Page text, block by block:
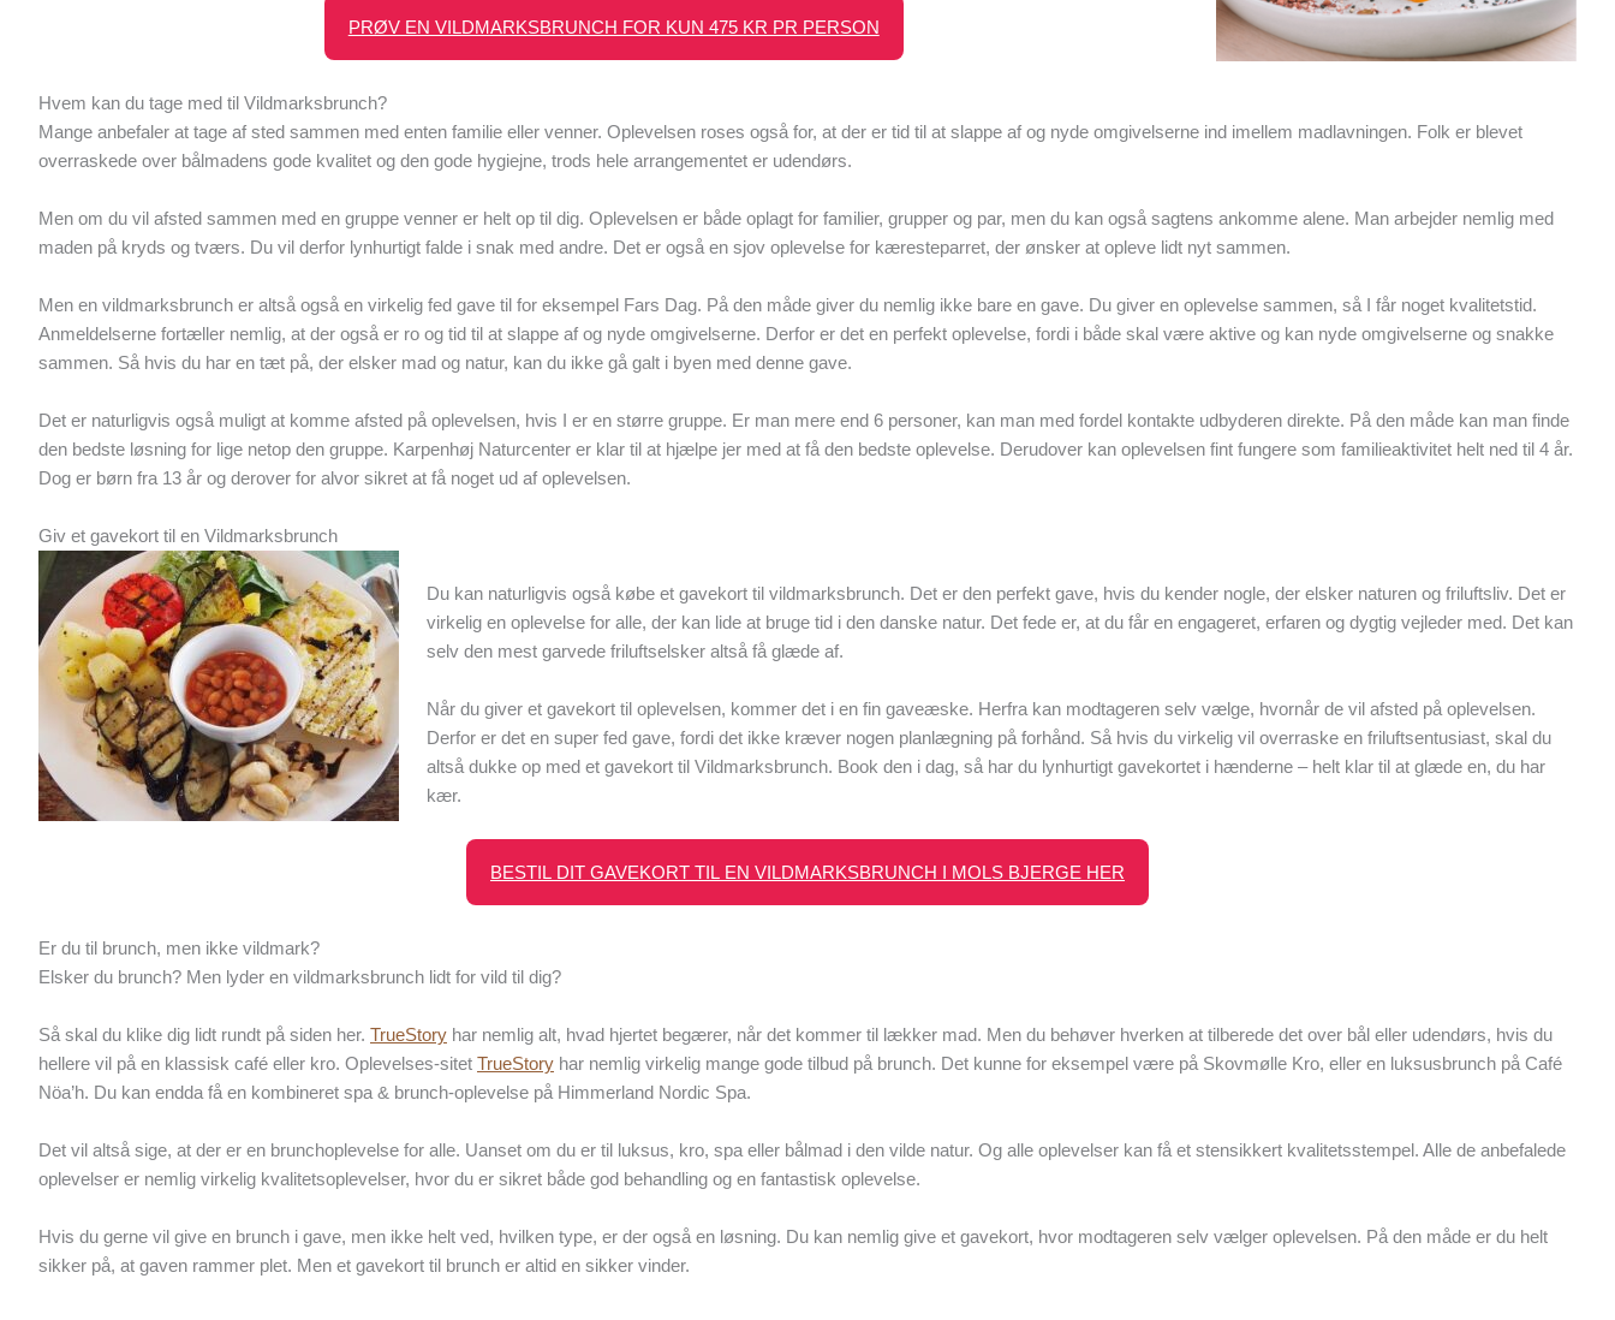
PRØV EN VILDMARKSBRUNCH FOR KUN 475 KR PR PERSON
Hvem kan du tage med til Vildmarksbrunch?
Mange anbefaler at tage af sted sammen med enten familie eller venner. Oplevelsen roses også for, at der er tid til at slappe af og nyde omgivelserne ind imellem madlavningen. Folk er blevet
overraskede over bålmadens gode kvalitet og den gode hygiejne, trods hele arrangementet er udendørs.
Men om du vil afsted sammen med en gruppe venner er helt op til dig. Oplevelsen er både oplagt for familier, grupper og par, men du kan også sagtens ankomme alene. Man arbejder nemlig med
maden på kryds og tværs. Du vil derfor lynhurtigt falde i snak med andre. Det er også en sjov oplevelse for kæresteparret, der ønsker at opleve lidt nyt sammen.
Men en vildmarksbrunch er altså også en virkelig fed gave til for eksempel Fars Dag. På den måde giver du nemlig ikke bare en gave. Du giver en oplevelse sammen, så I får noget kvalitetstid.
Anmeldelserne fortæller nemlig, at der også er ro og tid til at slappe af og nyde omgivelserne. Derfor er det en perfekt oplevelse, fordi i både skal være aktive og kan nyde omgivelserne og snakke
sammen. Så hvis du har en tæt på, der elsker mad og natur, kan du ikke gå galt i byen med denne gave.
Det er naturligvis også muligt at komme afsted på oplevelsen, hvis I er en større gruppe. Er man mere end 6 personer, kan man med fordel kontakte udbyderen direkte. På den måde kan man finde
den bedste løsning for lige netop den gruppe. Karpenhøj Naturcenter er klar til at hjælpe jer med at få den bedste oplevelse. Derudover kan oplevelsen fint fungere som familieaktivitet helt ned til 4 år.
Dog er børn fra 13 år og derover for alvor sikret at få noget ud af oplevelsen.
Giv et gavekort til en Vildmarksbrunch
Du kan naturligvis også købe et gavekort til vildmarksbrunch. Det er den perfekt gave, hvis du kender nogle, der elsker naturen og friluftsliv. Det er
virkelig en oplevelse for alle, der kan lide at bruge tid i den danske natur. Det fede er, at du får en engageret, erfaren og dygtig vejleder med. Det kan
selv den mest garvede friluftselsker altså få glæde af.
Når du giver et gavekort til oplevelsen, kommer det i en fin gaveæske. Herfra kan modtageren selv vælge, hvornår de vil afsted på oplevelsen.
Derfor er det en super fed gave, fordi det ikke kræver nogen planlægning på forhånd. Så hvis du virkelig vil overraske en friluftsentusiast, skal du
altså dukke op med et gavekort til Vildmarksbrunch. Book den i dag, så har du lynhurtigt gavekortet i hænderne – helt klar til at glæde en, du har
kær.
BESTIL DIT GAVEKORT TIL EN VILDMARKSBRUNCH I MOLS BJERGE HER
Er du til brunch, men ikke vildmark?
Elsker du brunch? Men lyder en vildmarksbrunch lidt for vild til dig?
Så skal du klike dig lidt rundt på siden her. TrueStory har nemlig alt, hvad hjertet begærer, når det kommer til lækker mad. Men du behøver hverken at tilberede det over bål eller udendørs, hvis du
hellere vil på en klassisk café eller kro. Oplevelses-sitet TrueStory har nemlig virkelig mange gode tilbud på brunch. Det kunne for eksempel være på Skovmølle Kro, eller en luksusbrunch på Café
Nöa’h. Du kan endda få en kombineret spa & brunch-oplevelse på Himmerland Nordic Spa.
Det vil altså sige, at der er en brunchoplevelse for alle. Uanset om du er til luksus, kro, spa eller bålmad i den vilde natur. Og alle oplevelser kan få et stensikkert kvalitetsstempel. Alle de anbefalede
oplevelser er nemlig virkelig kvalitetsoplevelser, hvor du er sikret både god behandling og en fantastisk oplevelse.
Hvis du gerne vil give en brunch i gave, men ikke helt ved, hvilken type, er der også en løsning. Du kan nemlig give et gavekort, hvor modtageren selv vælger oplevelsen. På den måde er du helt
sikker på, at gaven rammer plet. Men et gavekort til brunch er altid en sikker vinder.